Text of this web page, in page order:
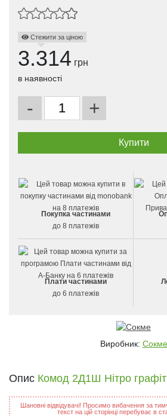
Стежити за ціною
3.314 грн
в наявності
- +
Покупка частинами
до 8 платежів
Плати частинами
до 6 платежів
Виробник: Сокме
Опис Комод 2Д1Ш Нітро
Шановні відвідувачі! Просимо вибачення за
текст на цій сторінці перебуває в